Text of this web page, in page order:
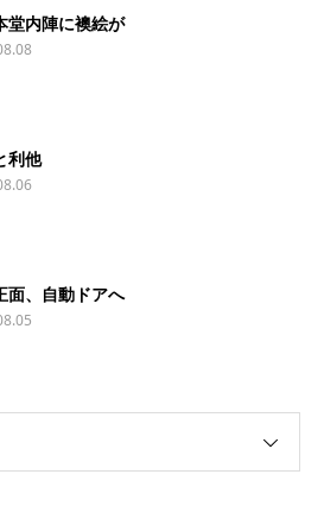
堂内陣に襖絵が
利他
面、自動ドアへ